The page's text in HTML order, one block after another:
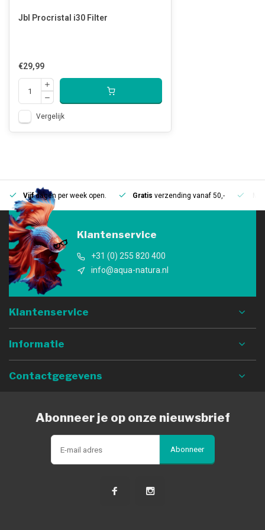
Jbl Procristal i30 Filter
€29,99
Vergelijk
Vijfdagen per week open. Gratis verzending vanaf 50,-
Klantenservice
+31 (0) 255 820 400
info@aqua-natura.nl
Klantenservice
Informatie
Contactgegevens
Abonneer je op onze nieuwsbrief
Abonneer